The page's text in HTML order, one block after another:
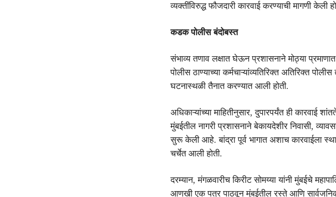
व्यक्तींविरुद्ध फौजदारी कारवाई करण्याची मागणी केली
कडक पोलीस बंदोबस्त
संभाव्य तणाव लक्षात घेऊन प्रशासनाने मोठ्या
पोलीस ठाण्याच्या कर्मचाऱ्यांव्यतिरिक्त अतिरिक्त
घटनास्थळी तैनात करण्यात आली होती.
अधिकाऱ्यांच्या माहितीनुसार, दुपारपर्यंत ही कारवाई
मुंबईतील नागरी प्रशासनाने बेकायदेशीर निवासी,
सुरू केली आहे. बांद्रा पूर्व भागात अशाच कारवाईला
चर्चेत आली होती.
दरम्यान, मंगळवारीच किरीट सोमय्या यांनी मुंबईचे
आणखी एक पत्र पाठवून मुंबईतील रस्ते आणि